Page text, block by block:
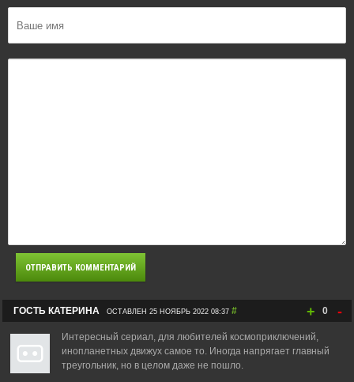
+ 0 -
ГОСТЬ КАТЕРИНА ОСТАВЛЕН 25 НОЯБРЬ 2022 08:37 #
Интересный сериал, для любителей космоприключений,
инопланетных движух самое то. Иногда напрягает главный
треугольник, но в целом даже не пошло.